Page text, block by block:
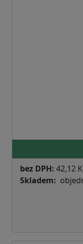
bez DPH: 42,12
Skladem